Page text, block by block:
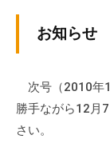
お知らせ
次号（2010年
勝手ながら12月
さい。